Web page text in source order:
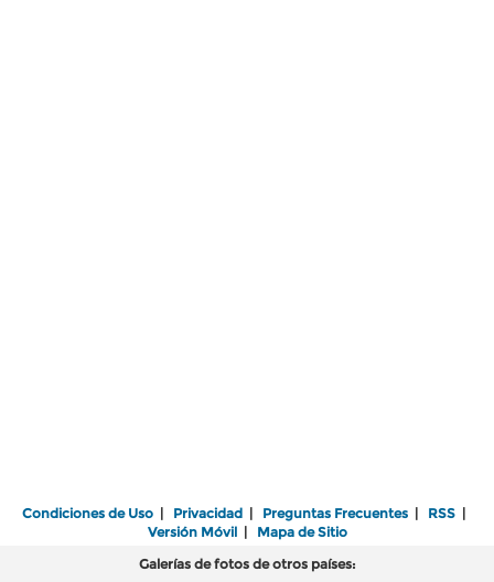
Condiciones de Uso | Privacidad | Preguntas Frecuentes | RSS |
Versión Móvil| Mapa de Sitio
Galerías de fotos de otros países: